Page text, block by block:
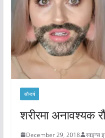
सौन्दर्य
शरीरमा अनावश्यक
December 29, 2018 साइन्स